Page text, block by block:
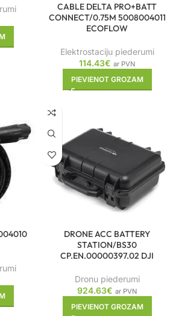
CABLE DELTA PRO+BATT
CONNECT/0.75M 5008004011
ECOFLOW
Elektrostaciju piederumi
114.43€ ar PVN
PIEVIENOT GROZAM
DRONE ACC BATTERY
STATION/BS30
CP.EN.00000397.02 DJI
Dronu piederumi
924.63€ ar PVN
PIEVIENOT GROZAM